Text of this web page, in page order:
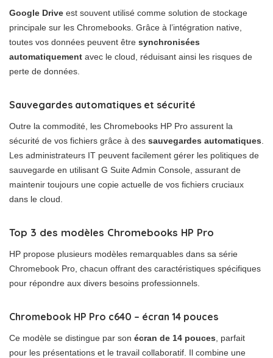
Google Drive est souvent utilisé comme solution de stockage
principale sur les Chromebooks. Grâce à l’intégration native,
toutes vos données peuvent être synchronisées
automatiquement avec le cloud, réduisant ainsi les risques de
perte de données.
Sauvegardes automatiques et sécurité
Outre la commodité, les Chromebooks HP Pro assurent la
sécurité de vos fichiers grâce à des sauvegardes automatiques
Les administrateurs IT peuvent facilement gérer les politiques de
sauvegarde en utilisant G Suite Admin Console, assurant de
maintenir toujours une copie actuelle de vos fichiers cruciaux
dans le cloud.
Top 3 des modèles Chromebooks HP Pro
HP propose plusieurs modèles remarquables dans sa série
Chromebook Pro, chacun offrant des caractéristiques spécifiques
pour répondre aux divers besoins professionnels.
Chromebook HP Pro c640 – écran 14 pouces
Ce modèle se distingue par son écran de 14 pouces , parfait
pour les présentations et le travail collaboratif. Il combine une